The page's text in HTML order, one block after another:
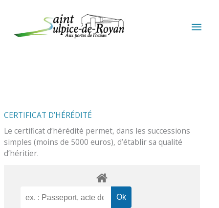
CERTIFICAT D’HÉRÉDITÉ
Le certificat d’hérédité permet, dans les successions
simples (moins de 5000 euros), d’établir sa qualité
d’héritier.